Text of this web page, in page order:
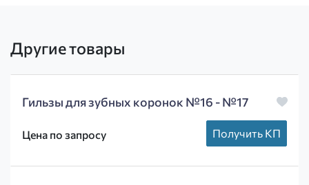
Другие товары
Гильзы для зубных коронок №16 - №17
Цена по запросу Получить КП